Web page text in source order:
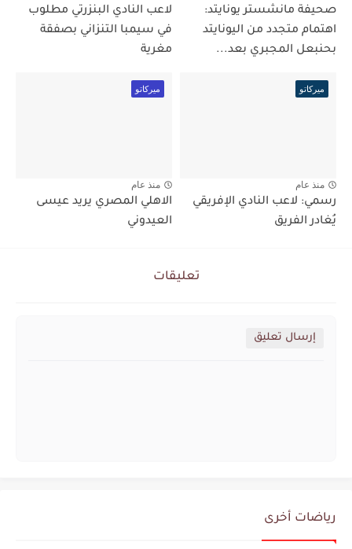
صحيفة مانشستر يونايتد:
اهتمام متجدد من اليونايتد
بحنبعل المجبري بعد...
لاعب النادي البنزرتي مطلوب
في سيمبا التنزاني بصفقة
مغرية
ميركاتو
منذ عام
رسمي: لاعب النادي الإفريقي
يُغادر الفريق
ميركاتو
منذ عام
الاهلي المصري يريد عيسى
العيدوني
تعليقات
إرسال تعليق
رياضات أخرى